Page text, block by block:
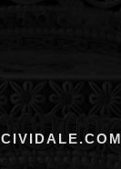
CIVIDALE.COM